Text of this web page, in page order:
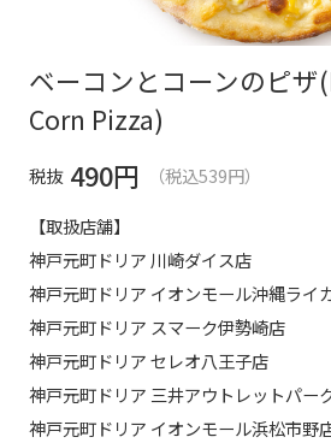
ベーコンとコーンのピザ
Corn Pizza)
税抜 490円
（税込539円）
【取扱店舗】
神戸元町ドリア 川崎ダイス店
神戸元町ドリア イオンモール沖縄ライ
神戸元町ドリア スマーク伊勢崎店
神戸元町ドリア セレオ八王子店
神戸元町ドリア 三井アウトレットパー
神戸元町ドリア イオンモール浜松市野